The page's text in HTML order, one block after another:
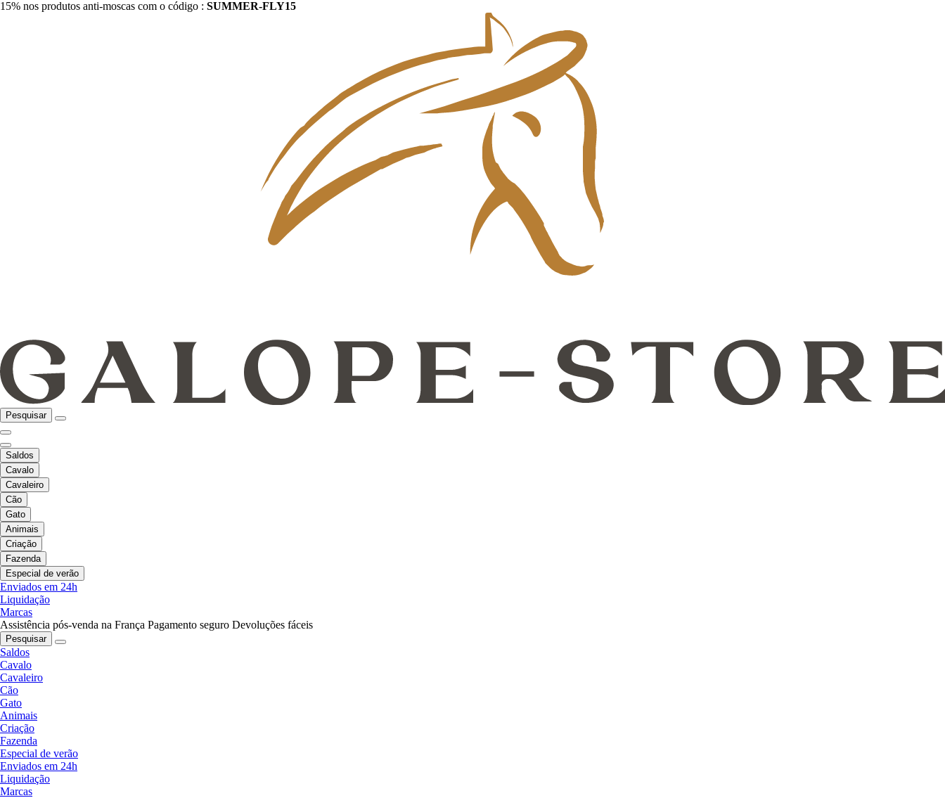
15% nos produtos anti-moscas com o código : SUMMER-FLY15
Pesquisar
Saldos
Cavalo
Cavaleiro
Cão
Gato
Animais
Criação
Fazenda
Especial de verão
Enviados em 24h
Liquidação
Marcas
Assistência pós-venda na França Pagamento seguro Devoluções fáceis
Pesquisar
Saldos
Cavalo
Cavaleiro
Cão
Gato
Animais
Criação
Fazenda
Especial de verão
Enviados em 24h
Liquidação
Marcas